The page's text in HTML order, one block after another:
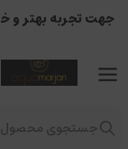
جهت تجربه بهتر و
جستجوی محصول،